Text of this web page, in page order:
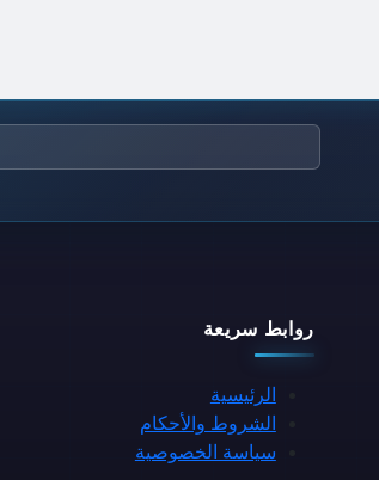
روابط سريعة
الرئيسية
الشروط والأحكام
سياسة الخصوصية